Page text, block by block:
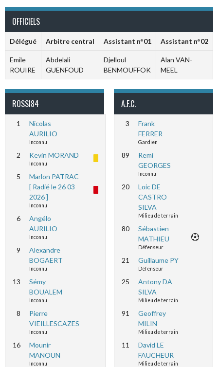
OFFICIELS
Délégué Arbitre central Assistant n°01 Assistant n°02
Emile
ROUIRE
Abdelali
GUENFOUD
Djelloul
BENMOUFFOK
Alan VAN-
MEEL
ROSSI84
1
Nicolas
AURILIO
Inconnu
2 Kevin MORAND
Inconnu
5
Marlon PATRAC
[ Radié le 26 03
2026 ]
Inconnu
6
Angélo
AURILIO
Inconnu
9
Alexandre
BOGAERT
Inconnu
13
Sémy
BOUALEM
Inconnu
8
Pierre
VIEILLESCAZES
Inconnu
16
Mounir
MANOUN
Inconnu
A.F.C.
3
Frank
FERRER
Gardien
89
Remi
GEORGES
Inconnu
20
Loic DE
CASTRO
SILVA
Milieu de terrain
80
Sébastien
MATHIEU
Défenseur
21 Guillaume PY
Défenseur
25
Antony DA
SILVA
Milieu de terrain
91
Geoffrey
MILIN
Milieu de terrain
11
David LE
FAUCHEUR
Milieu de terrain